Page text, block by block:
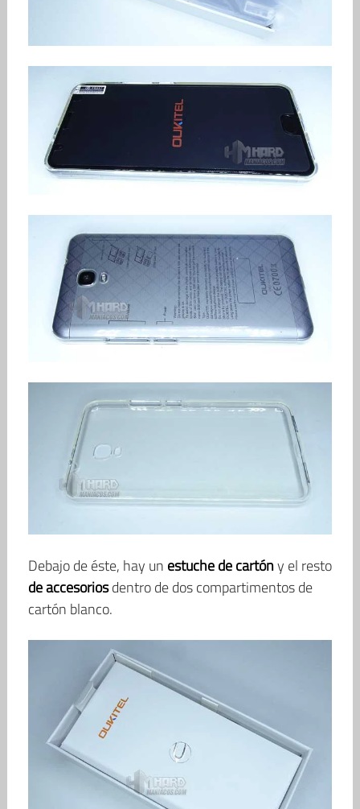
Debajo de éste, hay un estuche de cartóny el resto
de accesoriosdentro de dos compartimentos de
cartón blanco.